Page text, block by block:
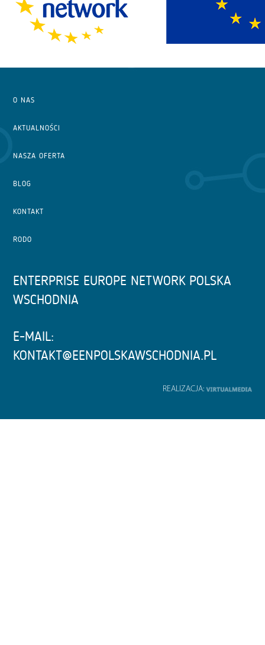
O NAS
AKTUALNOŚCI
NASZA OFERTA
BLOG
KONTAKT
RODO
ENTERPRISE EUROPE NETWORK POLSKA
WSCHODNIA
E-MAIL:
KONTAKT@EENPOLSKAWSCHODNIA.PL
REALIZACJA: